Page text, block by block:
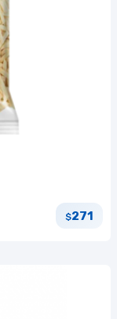
$271